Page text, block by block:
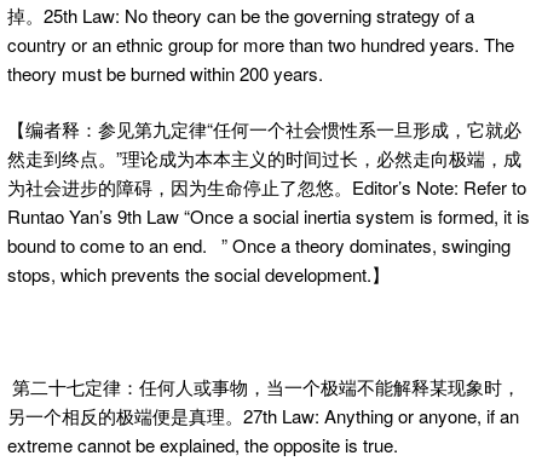
掉。25th Law: No theory can be the governing strategy of a
country or an ethnic group for more than two hundred years. The
theory must be burned within 200 years.
【编者释：参见第九定律“任何一个社会惯性系一旦形成，它就必
然走到终点。”理论成为本本主义的时间过长，必然走向极端，成
为社会进步的障碍，因为生命停止了忽悠。Editor’s Note: Refer to
Runtao Yan’s 9th Law “Once a social inertia system is formed, it is
bound to come to an end. ” Once a theory dominates, swinging
stops, which prevents the social development.】
第二十七定律：任何人或事物，当一个极端不能解释某现象时，
另一个相反的极端便是真理。27th Law: Anything or anyone, if an
extreme cannot be explained, the opposite is true.